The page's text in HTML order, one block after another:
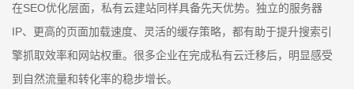
在SEO优化层面，私有云建站同样具备先天优势。独立的服务器
IP、更高的页面加载速度、灵活的缓存策略，都有助于提升搜索引
擎抓取效率和网站权重。很多企业在完成私有云迁移后，明显感受
到自然流量和转化率的稳步增长。